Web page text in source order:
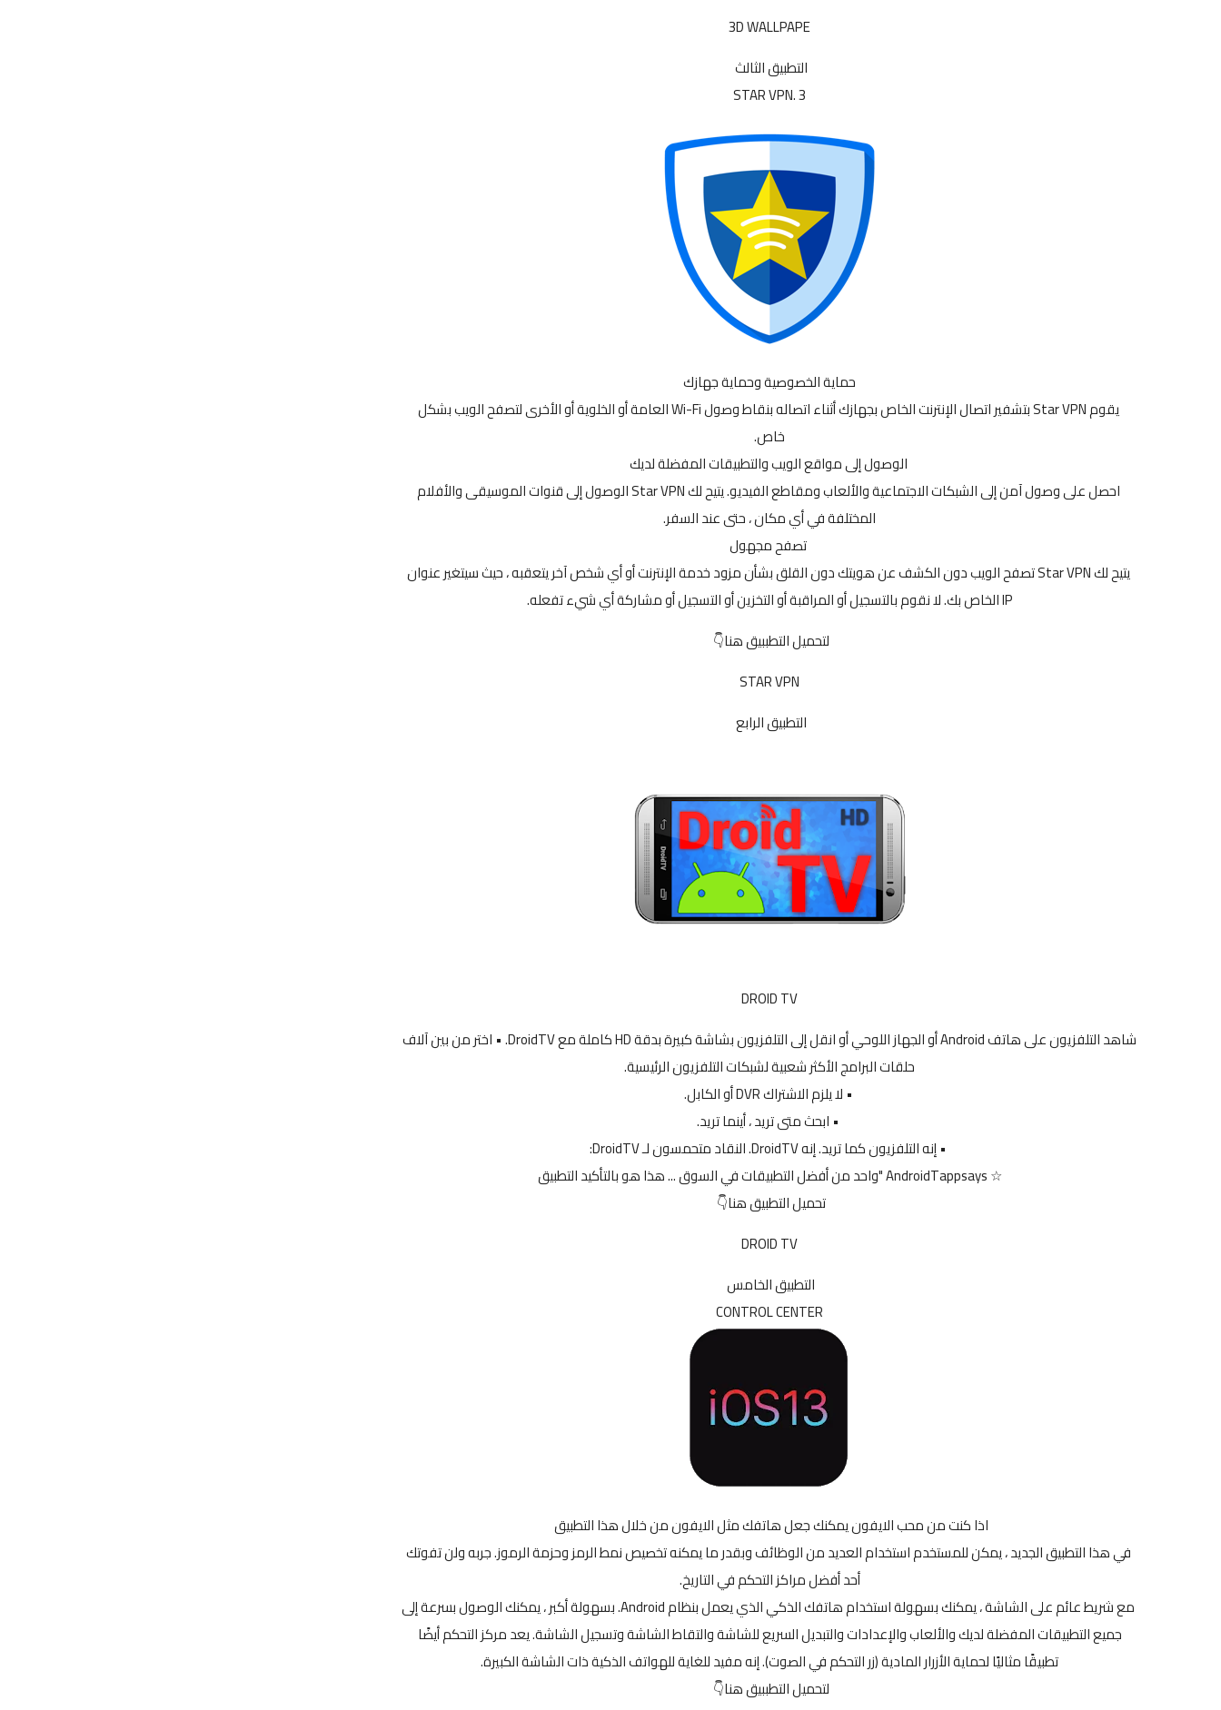
3D WALLPAPE
التطبيق الثالث
STAR VPN. 3
حماية الخصوصية وحماية جهازك
يقوم Star VPN بتشفير اتصال الإنترنت الخاص بجهازك أثناء اتصاله بنقاط وصول Wi-Fi العامة أو الخلوية أو الأخرى لتصفح الويب بشكل
خاص.
الوصول إلى مواقع الويب والتطبيقات المفضلة لديك
احصل على وصول آمن إلى الشبكات الاجتماعية والألعاب ومقاطع الفيديو. يتيح لك Star VPN الوصول إلى قنوات الموسيقى والأفلام
المختلفة في أي مكان ، حتى عند السفر.
تصفح مجهول
يتيح لك Star VPN تصفح الويب دون الكشف عن هويتك دون القلق بشأن مزود خدمة الإنترنت أو أي شخص آخر يتعقبه ، حيث سيتغير عنوان
IP الخاص بك. لا نقوم بالتسجيل أو المراقبة أو التخزين أو التسجيل أو مشاركة أي شيء تفعله.
لتحميل التطببيق هنا👇
STARVPN
التطبيق الرابع
DROID TV
شاهد التلفزيون على هاتف Android أو الجهاز اللوحي أو انقل إلى التلفزيون بشاشة كبيرة بدقة HD كاملة مع DroidTV. • اختر من بين آلاف
حلقات البرامج الأكثر شعبية لشبكات التلفزيون الرئيسية.
• لا يلزم الاشتراك DVR أو الكابل.
• ابحث متى تريد ، أينما تريد.
• إنه التلفزيون كما تريد. إنه DroidTV. النقاد متحمسون لـ DroidTV:
☆ AndroidTappsays "واحد من أفضل التطبيقات في السوق ... هذا هو بالتأكيد التطبيق
تحميل التطبيق هنا👇
DROID TV
التطبيق الخامس
CONTROL CENTER
اذا كنت من محب الايفون يمكنك جعل هاتفك مثل الايفون من خلال هذا التطبيق
في هذا التطبيق الجديد ، يمكن للمستخدم استخدام العديد من الوظائف وبقدر ما يمكنه تخصيص نمط الرمز وحزمة الرموز. جربه ولن تفوتك
أحد أفضل مراكز التحكم في التاريخ.
مع شريط عائم على الشاشة ، يمكنك بسهولة استخدام هاتفك الذكي الذي يعمل بنظام Android. بسهولة أكبر ، يمكنك الوصول بسرعة إلى
جميع التطبيقات المفضلة لديك والألعاب والإعدادات والتبديل السريع للشاشة والتقاط الشاشة وتسجيل الشاشة. يعد مركز التحكم أيضًا
تطبيقًا مثاليًا لحماية الأزرار المادية (زر التحكم في الصوت). إنه مفيد للغاية للهواتف الذكية ذات الشاشة الكبيرة.
لتحميل التطببيق هنا👇